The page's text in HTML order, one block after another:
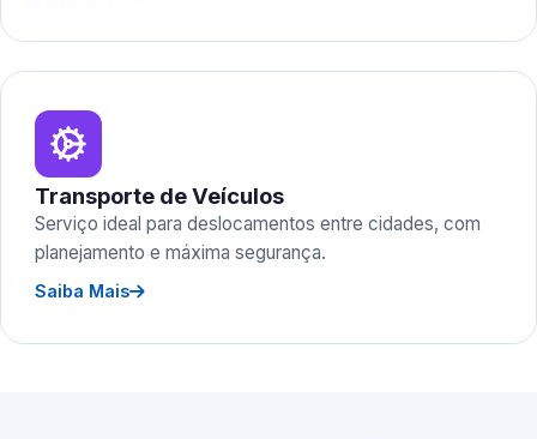
Transporte de Veículos
Serviço ideal para deslocamentos entre cidades, com
planejamento e máxima segurança.
Saiba Mais